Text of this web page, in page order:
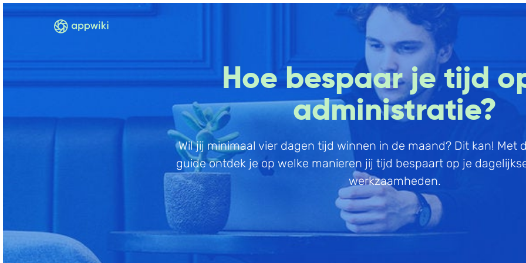
Boekhouding
Facturatie
Bonnetjes
Incasso
Declaraties
Scan en herken
CRM
Sales
Urenregistratie
Documentmanagement
Projectmanagement
Marketing automation
Support
Hoe bespaar je tijd
administratie?
Wil jij minimaal vier dagen tijd winnen in de maand? Dit kan! Met
guide ontdek je op welke manieren jij tijd bespaart op je
werkzaamheden.